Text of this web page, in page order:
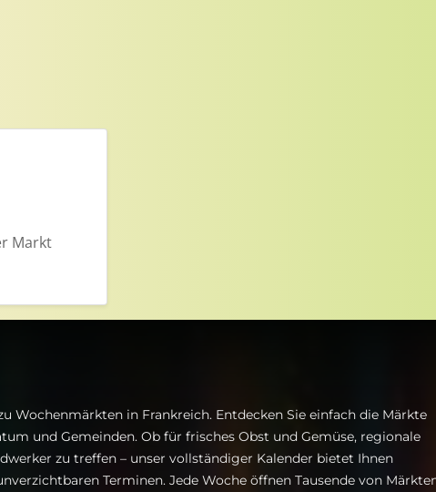
Markt
Wochenmärkten in Frankreich. Entdecken Sie einfach die Märkte
und Gemeinden. Ob für frisches Obst und Gemüse, regionale
zu treffen – unser vollständiger Kalender bietet Ihnen
Terminen. Jede Woche öffnen Tausende von